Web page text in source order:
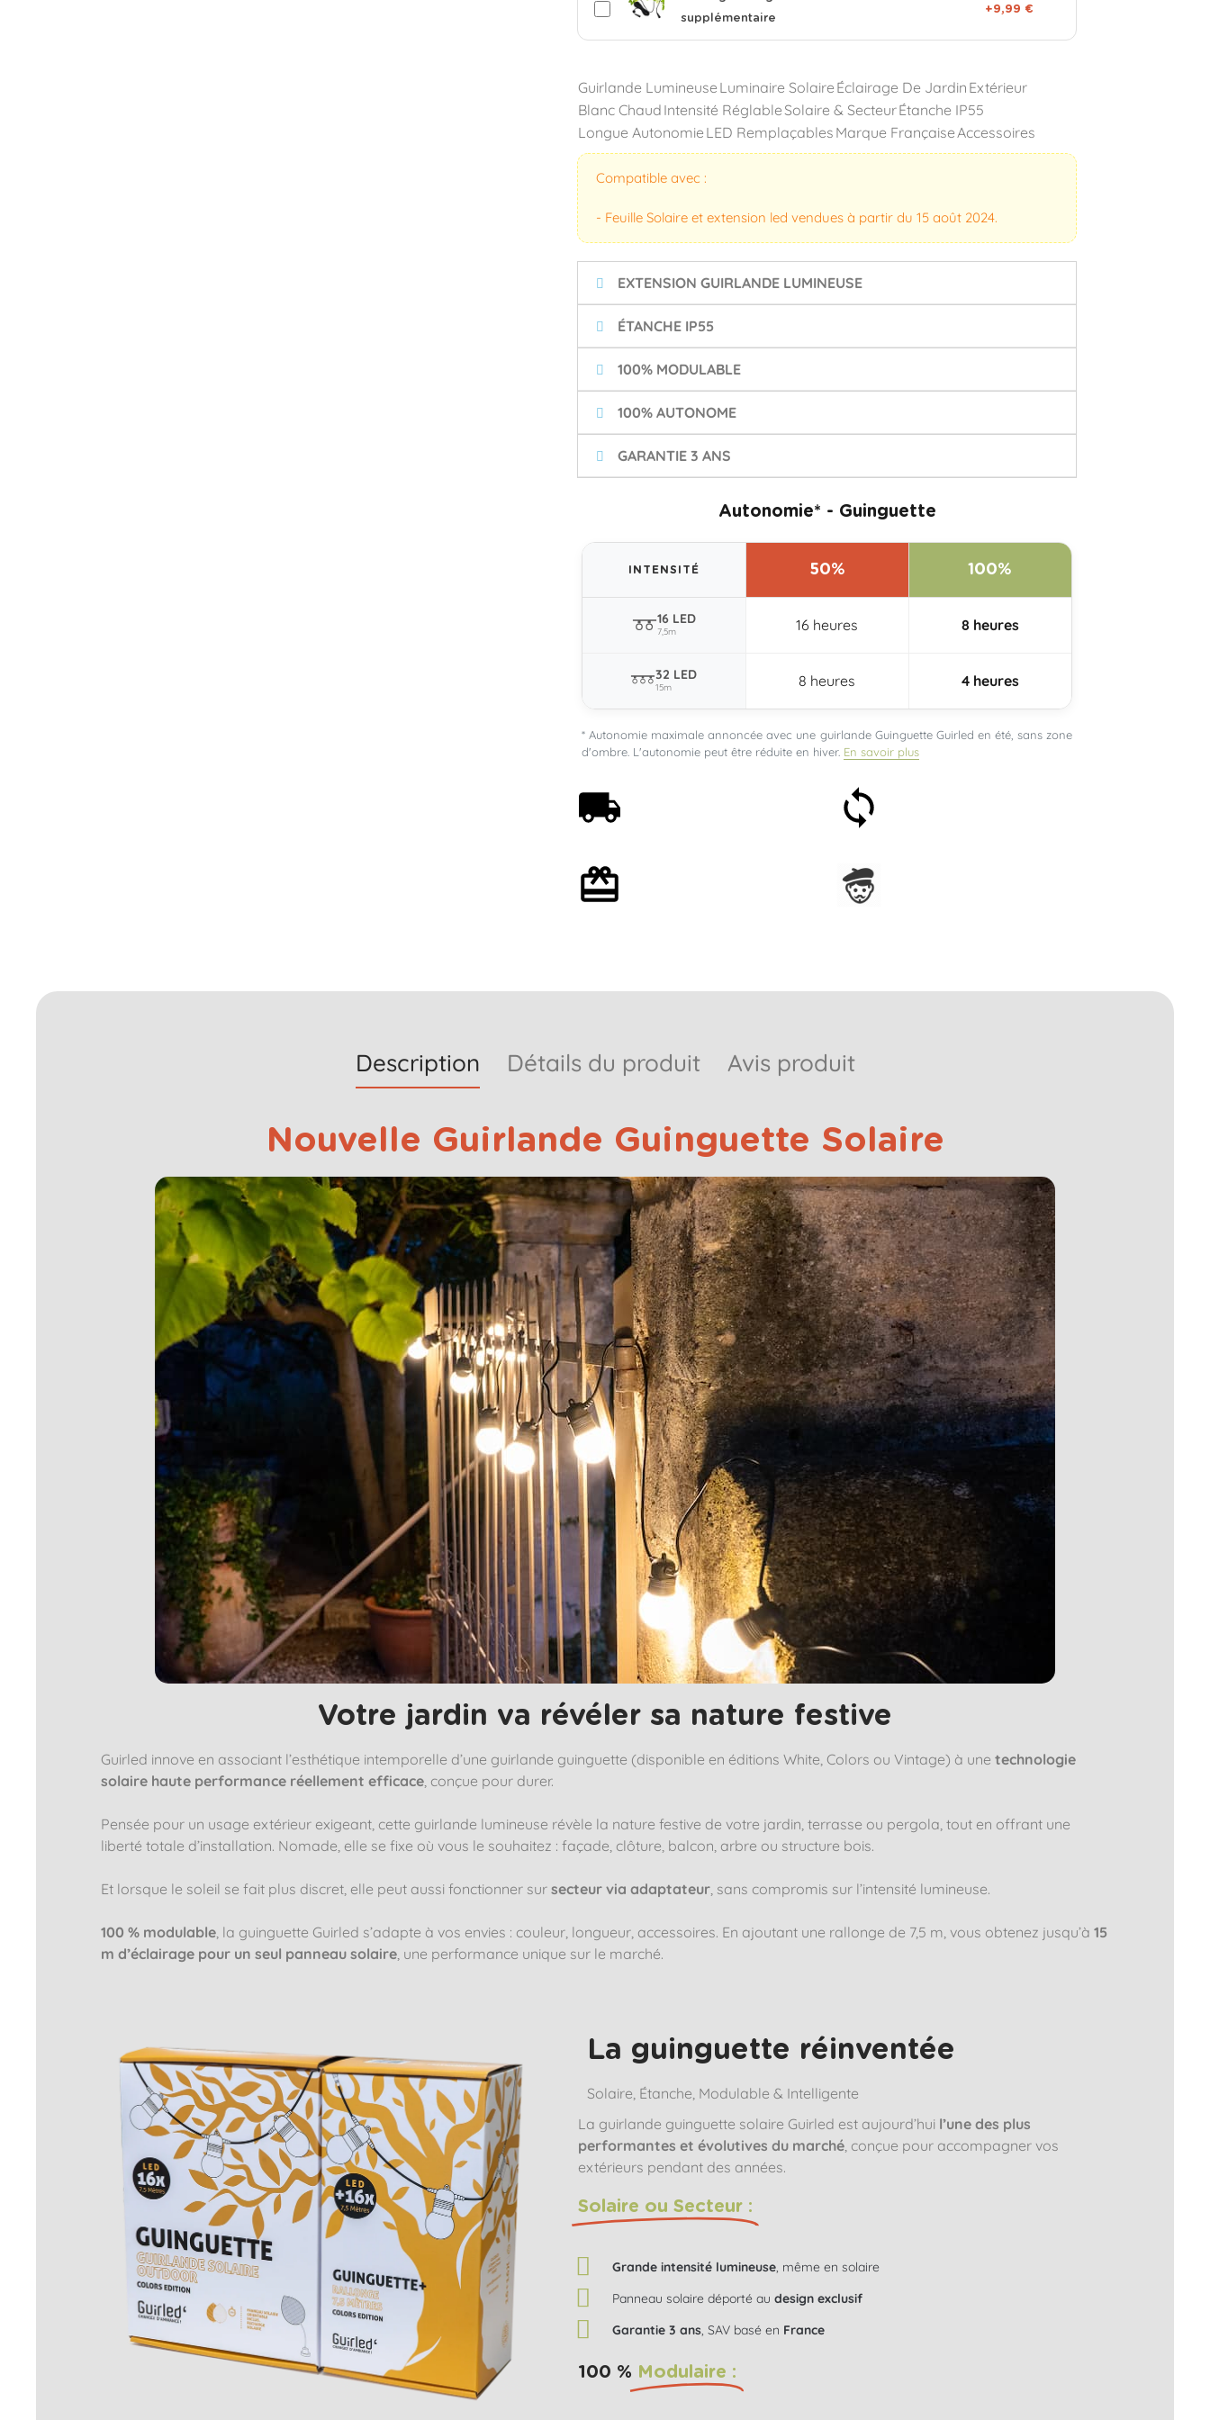
supplémentaire
+9,99 €
Guirlande Lumineuse Luminaire Solaire Éclairage De Jardin Extérieur
Blanc Chaud Intensité RéglableSolaire & SecteurÉtanche IP55
Longue Autonomie LED Remplaçables Marque FrançaiseAccessoires
Compatible avec :
- Feuille Solaire et extension led vendues à partir du 15 août 2024.
EXTENSION GUIRLANDE LUMINEUSE
ÉTANCHE IP55
100% MODULABLE
100% AUTONOME
GARANTIE 3 ANS
Autonomie* - Guinguette
INTENSITÉ 50% 100%
16 LED
7,5m 16 heures 8 heures
32 LED
15m 8 heures 4 heures
* Autonomie maximale annoncée avec une guirlande Guinguette Guirled en été, sans zone
d'ombre. L'autonomie peut être réduite en hiver. En savoir plus
Description Détails du produit Avis produit
Nouvelle Guirlande Guinguette Solaire
Votre jardin va révéler sa nature festive​
Guirled innove en associant l’esthétique intemporelle d’une guirlande guinguette (disponible en éditions White, Colors ou Vintage) à une technologie
solaire haute performance réellement efficace, conçue pour durer.
Pensée pour un usage extérieur exigeant, cette guirlande lumineuse révèle la nature festive de votre jardin, terrasse ou pergola, tout en offrant une
liberté totale d’installation. Nomade, elle se fixe où vous le souhaitez : façade, clôture, balcon, arbre ou structure bois.
Et lorsque le soleil se fait plus discret, elle peut aussi fonctionner sur secteur via adaptateur, sans compromis sur l’intensité lumineuse.
100 % modulable, la guinguette Guirled s’adapte à vos envies : couleur, longueur, accessoires. En ajoutant une rallonge de 7,5 m, vous obtenez jusqu’à 15
m d’éclairage pour un seul panneau solaire, une performance unique sur le marché.
La guinguette réinventée
Solaire, Étanche, Modulable & Intelligente
La guirlande guinguette solaire Guirled est aujourd’hui l’une des plus
performantes et évolutives du marché, conçue pour accompagner vos
extérieurs pendant des années.
Solaire ou Secteur :
Grande intensité lumineuse, même en solaire
Panneau solaire déporté audesign exclusif
Garantie 3 ans, SAV basé en France
100 % Modulaire :